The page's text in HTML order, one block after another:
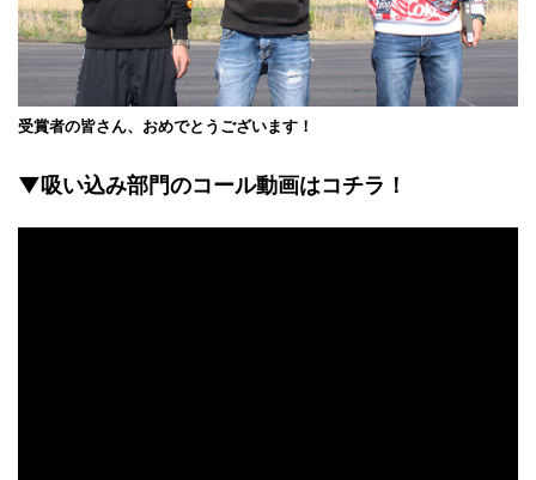
受賞者の皆さん、おめでとうございます！
▼吸い込み部門のコール動画はコチラ！